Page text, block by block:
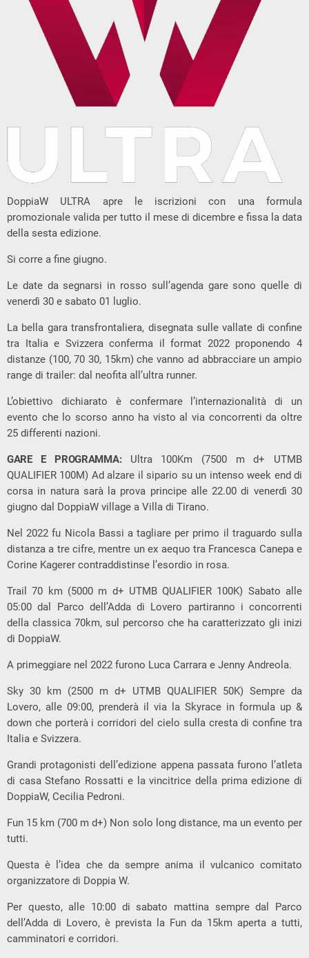
DoppiaW ULTRA apre le iscrizioni con una formula
promozionale valida per tutto il mese di dicembre e fissa la data
della sesta edizione.
Si corre a fine giugno.
Le date da segnarsi in rosso sull’agenda gare sono quelle di
venerdì 30 e sabato 01 luglio.
La bella gara transfrontaliera, disegnata sulle vallate di confine
tra Italia e Svizzera conferma il format 2022 proponendo 4
distanze (100, 70 30, 15km) che vanno ad abbracciare un ampio
range di trailer: dal neofita all’ultra runner.
L’obiettivo dichiarato è confermare l’internazionalità di un
evento che lo scorso anno ha visto al via concorrenti da oltre
25 differenti nazioni.
GARE E PROGRAMMA: Ultra 100Km (7500 m d+ UTMB
QUALIFIER 100M) Ad alzare il sipario su un intenso week end di
corsa in natura sarà la prova principe alle 22.00 di venerdì 30
giugno dal DoppiaW village a Villa di Tirano.
Nel 2022 fu Nicola Bassi a tagliare per primo il traguardo sulla
distanza a tre cifre, mentre un ex aequo tra Francesca Canepa e
Corine Kagerer contraddistinse l’esordio in rosa.
Trail 70 km (5000 m d+ UTMB QUALIFIER 100K) Sabato alle
05:00 dal Parco dell’Adda di Lovero partiranno i concorrenti
della classica 70km, sul percorso che ha caratterizzato gli inizi
di DoppiaW.
A primeggiare nel 2022 furono Luca Carrara e Jenny Andreola.
Sky 30 km (2500 m d+ UTMB QUALIFIER 50K) Sempre da
Lovero, alle 09:00, prenderà il via la Skyrace in formula up &
down che porterà i corridori del cielo sulla cresta di confine tra
Italia e Svizzera.
Grandi protagonisti dell’edizione appena passata furono l’atleta
di casa Stefano Rossatti e la vincitrice della prima edizione di
DoppiaW, Cecilia Pedroni.
Fun 15 km (700 m d+) Non solo long distance, ma un evento per
tutti.
Questa è l’idea che da sempre anima il vulcanico comitato
organizzatore di Doppia W.
Per questo, alle 10:00 di sabato mattina sempre dal Parco
dell’Adda di Lovero, è prevista la Fun da 15km aperta a tutti,
camminatori e corridori.